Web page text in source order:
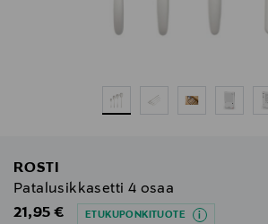
ROSTI
Patalusikkasetti 4 osaa
Original Price
21,95 € ETUKUPONKITUOTE